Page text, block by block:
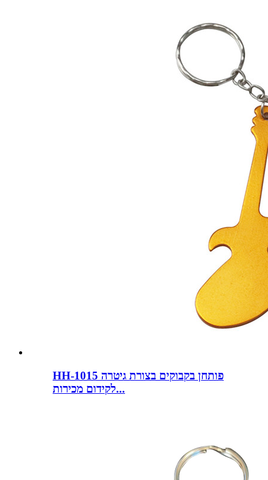
HH-1015 פותחן בקבוקים בצורת גיטרה
לקידום מכירות...